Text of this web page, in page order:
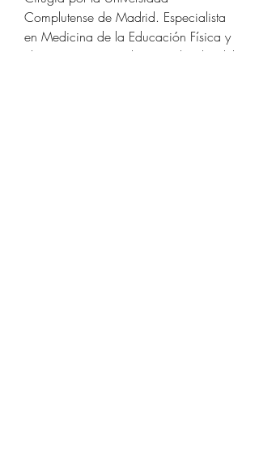
Complutense de Madrid. Especialista
en Medicina de la Educación Física y
el Deporte. 10 Fisiología molecular del